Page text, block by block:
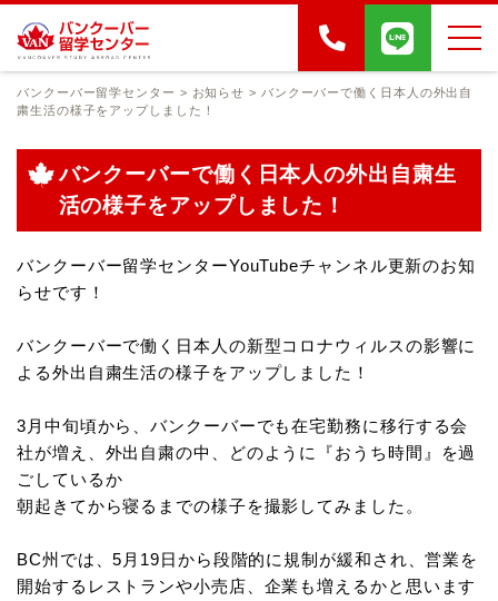
バンクーバー留学センター > お知らせ > バンクーバーで働く日本人の外出自
粛生活の様子をアップしました！
バンクーバーで働く日本人の外出自粛生
活の様子をアップしました！
バンクーバー留学センターYouTubeチャンネル更新のお知
らせです！
バンクーバーで働く日本人の新型コロナウィルスの影響に
よる外出自粛生活の様子をアップしました！
3月中旬頃から、バンクーバーでも在宅勤務に移行する会
社が増え、外出自粛の中、どのように『おうち時間』を過
ごしているか
朝起きてから寝るまでの様子を撮影してみました。
BC州では、5月19日から段階的に規制が緩和され、営業を
開始するレストランや小売店、企業も増えるかと思います